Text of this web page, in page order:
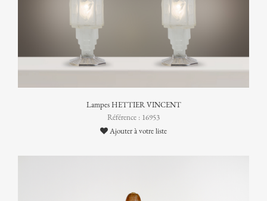
Lampes HETTIER VINCENT
Référence : 16953
Ajouter à votre liste